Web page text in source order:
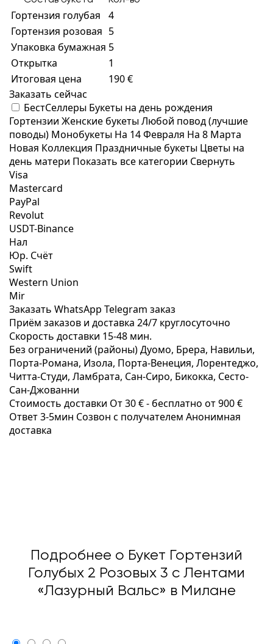
Гортензия голубая
4
Гортензия розовая 5
Упаковка бумажная 5
Открытка
1
Итоговая цена
190 €
Заказать сейчас
БестСеллеры Букеты на день рождения
Гортензии Женские букетыЛюбой повод (лучшие
поводы) Монобукеты На 14 Февраля На 8 Марта
Новая Коллекция Праздничные букеты Цветы на
день матери Показать все категории Свернуть
Visa
Mastercard
PayPal
Revolut
USDT-Binance
Нал
Юр. Счёт
Swift
Western Union
Mir
Заказать WhatsApp Telegram заказ
Приём заказов и доставка 24/7 круглосуточно
Скорость доставки 15-48 мин.
Без ограничений (районы)Дуомо, Брера, Навильи,
Порта-Романа, Изола, Порта-Венеция, Лорентеджо,
Читта-Студи, Ламбрата, Сан-Сиро, Бикокка, Сесто-
Сан-Джованни
Стоимость доставки От 30 € - бесплатно от 900 €
Ответ 3-5мин Созвон с получателем Анонимная
доставка
Подробнее о Букет Гортензий
Голубых 2 Розовых 3 с Лентами
«Лазурный Вальс» в Милане